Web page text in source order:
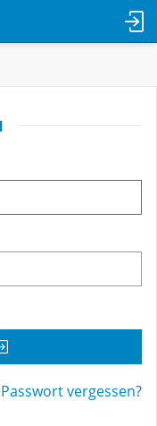
Passwort vergessen?